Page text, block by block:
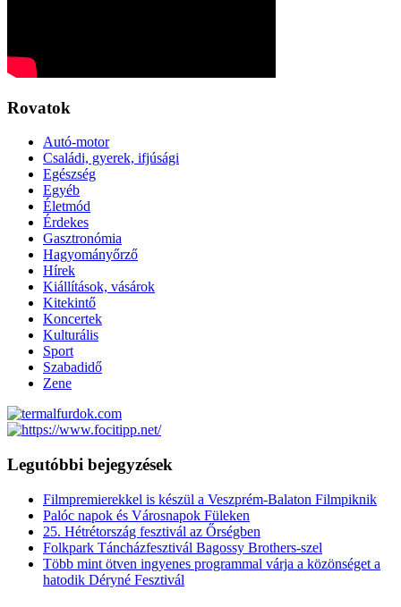
Rovatok
Autó-motor
Családi, gyerek, ifjúsági
Egészség
Egyéb
Életmód
Érdekes
Gasztronómia
Hagyományőrző
Hírek
Kiállítások, vásárok
Kitekintő
Koncertek
Kulturális
Sport
Szabadidő
Zene
Legutóbbi bejegyzések
Filmpremierekkel is készül a Veszprém-Balaton Filmpiknik
Palóc napok és Városnapok Füleken
25. Hétrétország fesztivál az Őrségben
Folkpark Táncházfesztivál Bagossy Brothers-szel
Több mint ötven ingyenes programmal várja a közönséget a
hatodik Déryné Fesztivál